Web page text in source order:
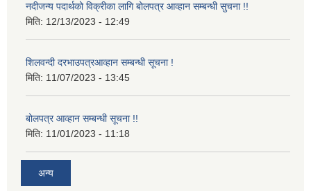
नदीजन्य पदार्थको विक्रीका लागि बोलपत्र आव्हान सम्बन्धी सुचना !!
मिति: 12/13/2023 - 12:49
शिलवन्दी दरभाउपत्रआव्हान सम्बन्धी सूचना !
मिति: 11/07/2023 - 13:45
बोलपत्र आव्हान सम्बन्धी सूचना !!
मिति: 11/01/2023 - 11:18
अन्य